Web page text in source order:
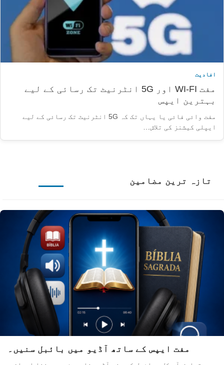
افادیت
مفت WI-FI اور 5G انٹرنیٹ تک رسائی کے لیے
بہترین ایپس
مفت وائی فائی یا یہاں تک کہ 5G انٹرنیٹ تک رسائی کے لیے
ایپلی کیشنز کی تلاش…
تازہ ترین مضامین
مفت ایپس کے ساتھ آڈیو میں بائبل سنیں۔